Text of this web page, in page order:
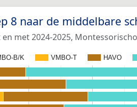
8 naar de middelbare
met 2024-2025,
B/K VMBO-T HAVO